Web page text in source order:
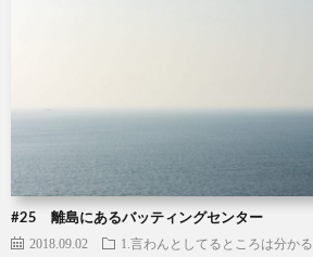
#25 離島にあるバッティングセンター
2018.09.02 1.言わんとしてるところは分かる